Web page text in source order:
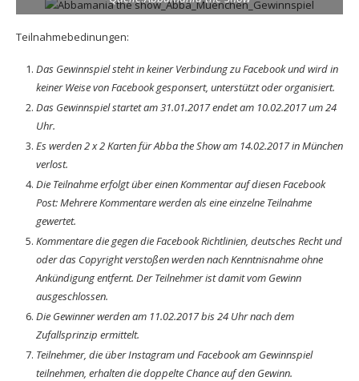
Teilnahmebedinungen:
Das Gewinnspiel steht in keiner Verbindung zu Facebook und wird in
keiner Weise von Facebook gesponsert, unterstützt oder organisiert.
Das Gewinnspiel startet am 31.01.2017 endet am 10.02.2017 um 24
Uhr.
Es werden 2 x 2 Karten für Abba the Show am 14.02.2017 in München
verlost.
Die Teilnahme erfolgt über einen Kommentar auf diesen Facebook
Post: Mehrere Kommentare werden als eine einzelne Teilnahme
gewertet.
Kommentare die gegen die Facebook Richtlinien, deutsches Recht und
oder das Copyright verstoßen werden nach Kenntnisnahme ohne
Ankündigung entfernt. Der Teilnehmer ist damit vom Gewinn
ausgeschlossen.
Die Gewinner werden am 11.02.2017 bis 24 Uhr nach dem
Zufallsprinzip ermittelt.
Teilnehmer, die über Instagram und Facebook am Gewinnspiel
teilnehmen, erhalten die doppelte Chance auf den Gewinn.